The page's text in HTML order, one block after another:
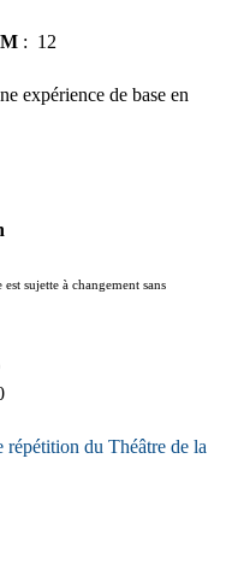
: 12
expérience de base en
sujette à changement sans
répétition du Théâtre de la